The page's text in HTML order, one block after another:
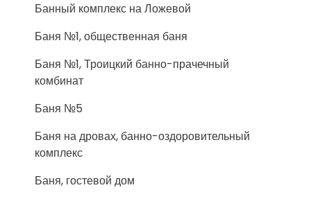
Банный комплекс на Ложевой
Баня №1, общественная баня
Баня №1, Троицкий банно-прачечный
комбинат
Баня №5
Баня на дровах, банно-оздоровительный
комплекс
Баня, гостевой дом